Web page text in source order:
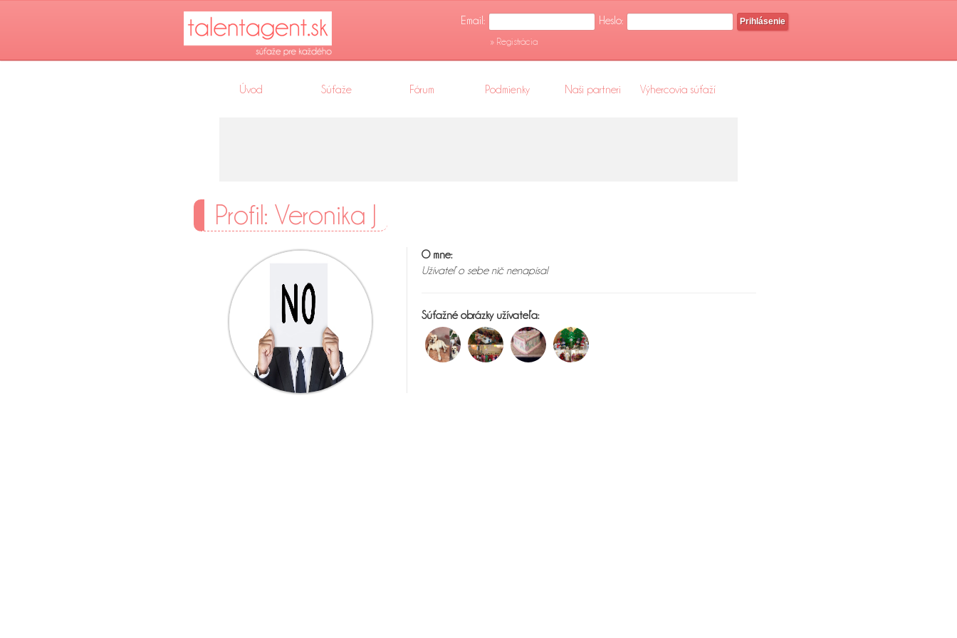
Email: Heslo:
Prihlásenie
» Registrácia
Úvod Súťaže Fórum Podmienky Naši partneri Výhercovia súťaží
Profil: Veronika J
O mne:
Užívateľ o sebe nič nenapísal
Súťažné obrázky užívateľa: